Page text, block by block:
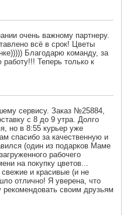
очень важному партнеру.
всё в срок! Цветы
Благодарю команду, за
Теперь только к
сервису. Заказ №25884,
с 8 до 9 утра. Долго
но в 8:55 курьер уже
спасибо за качественную и
(один из подарков Маме
рабочего
на покупку цветов...
и красивые (и не
отлично! Я уверена, что
своим друзьям